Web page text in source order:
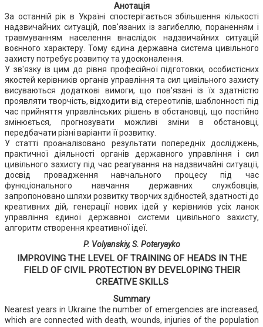
Анотація
За останній рік в Україні спостерігається збільшення кількості
надзвичайних ситуацій, пов'язаних із загибеллю, пораненням і
травмуванням населення внаслідок надзвичайних ситуацій
воєнного характеру. Тому єдина державна система цивільного
захисту потребує розвитку та удосконалення.
У зв'язку із цим до рівня професійної підготовки, особистісних
якостей керівників органів управління та сил цивільного захисту
висуваються додаткові вимоги, що пов'язані із їх здатністю
проявляти творчість, відходити від стереотипів, шаблонності під
час прийняття управлінських рішень в обстановці, що постійно
змінюється, прогнозувати можливі зміни в обстановці,
передбачати різні варіанти її розвитку.
У статті проаналізовано результати попередніх досліджень,
практичної діяльності органів державного управління і сил
цивільного захисту під час реагування на надзвичайні ситуації,
досвід провадження навчального процесу під час
функціонального навчання державних службовців,
запропоновано шляхи розвитку творчих здібностей, здатності до
креативних дій, генерації нових ідей у керівників усіх ланок
управління єдиної державної системи цивільного захисту,
алгоритм створення креативної ідеї.
P. Volyanskiy, S. Poteryayko
IMPROVING THE LEVEL OF TRAINING OF HEADS IN THE
FIELD OF CIVIL PROTECTION BY DEVELOPING THEIR
CREATIVE SKILLS
Summary
Nearest years in Ukraine the number of emergencies are increased,
which are connected with death, wounds, injuries of the population